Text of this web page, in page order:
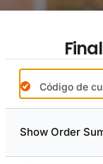
Código de
Show Order